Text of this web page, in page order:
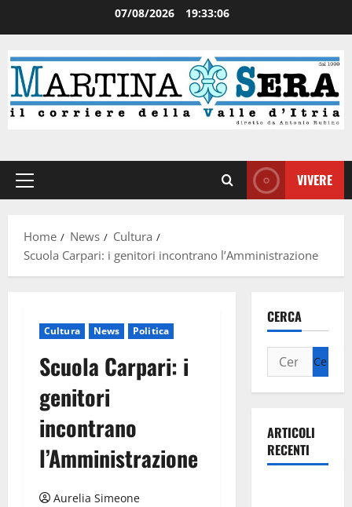
07/08/2026 19:33:07
VIVERE
Home News
Cultura
Scuola Carpari: i genitori incontrano l’Amministrazione
Cultura News Politica
Scuola Carpari: i
genitori
incontrano
l’Amministrazione
Aurelia Simeone
CERCA
ARTICOLI
RECENTI